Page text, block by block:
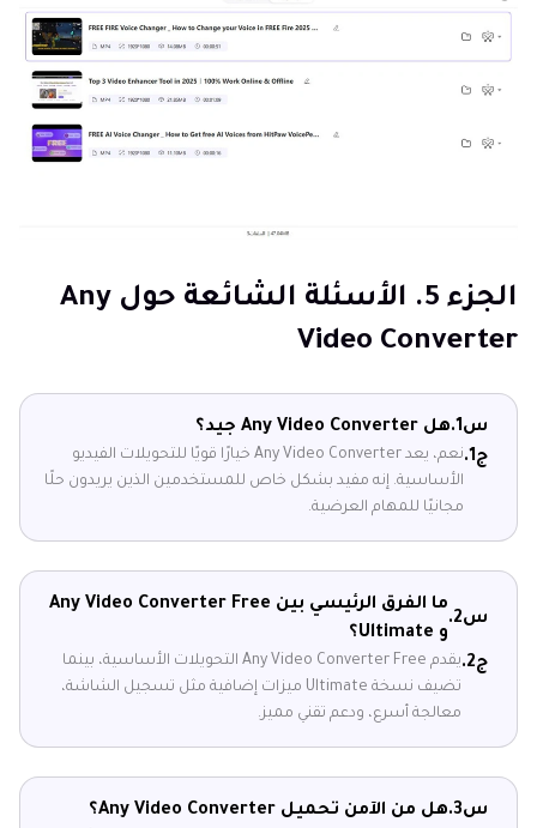
الجزء 5. الأسئلة الشائعة حول Any
Video Converter
س1.
هل Any Video Converter جيد؟
ج1.
نعم، يعد Any Video Converter خيارًا قويًا للتحويلات الفيديو
الأساسية. إنه مفيد بشكل خاص للمستخدمين الذين يريدون حلًا
مجانيًا للمهام العرضية.
س2.
ما الفرق الرئيسي بين Any Video Converter Free
و Ultimate؟
ج2.
يقدم Any Video Converter Free التحويلات الأساسية، بينما
تضيف نسخة Ultimate ميزات إضافية مثل تسجيل الشاشة،
معالجة أسرع، ودعم تقني مميز.
س3.
هل من الآمن تحميل Any Video Converter؟